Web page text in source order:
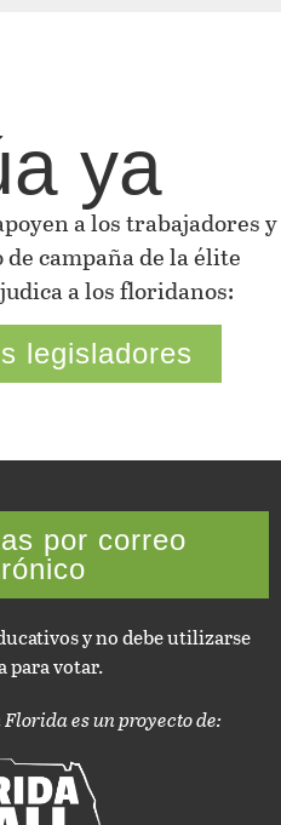
ya
a los trabajadores y
campaña de la élite
a los floridanos:
legisladores
por correo
y no debe utilizarse
para votar.
es un proyecto de: